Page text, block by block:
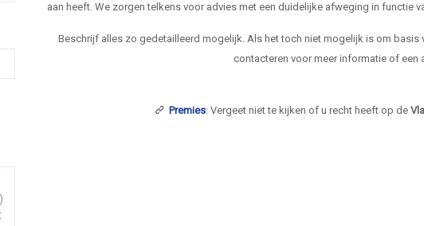
aan heeft. We zorgen telkens voor advies met een duidelijke afweging in functie
Beschrijf alles zo gedetailleerd mogelijk. Als het toch niet mogelijk is om basis
contacteren voor meer informatie of een
Premies: Vergeet niet te kijken of u recht heeft op de